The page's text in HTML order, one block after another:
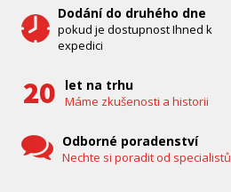
Dodání do druhého dne
pokud je dostupnost Ihned k
expedici
let na trhu
Máme zkušenosti a historii
Odborné poradenství
Nechte si poradit od specialistů